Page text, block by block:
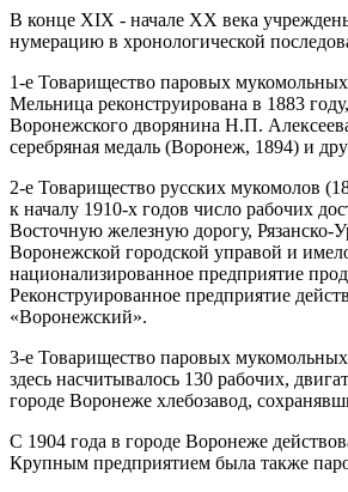
В конце XIX - начале XX века
нумерацию в хронологической
1-е Товарищество паровых
Мельница реконструирована в 1883
Воронежского дворянина Н.П.
серебряная медаль (Воронеж, 1894) и
2-е Товарищество русских мукомолов
к началу 1910-х годов число рабочих
Восточную железную дорогу,
Воронежской городской управой и
национализированное предприятие
Реконструированное предприятие
«Воронежский».
3-е Товарищество паровых
здесь насчитывалось 130 рабочих,
городе Воронеже хлебозавод,
С 1904 года в городе Воронеже
Крупным предприятием была также